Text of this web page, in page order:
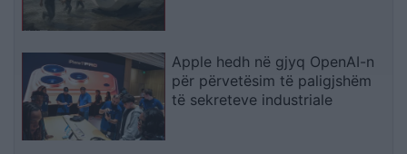
Apple hedh në gjyq OpenAI-n
për përvetësim të paligjshëm
të sekreteve industriale